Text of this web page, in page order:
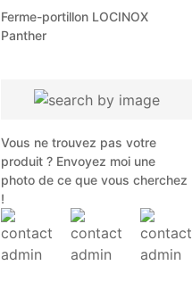
Ferme-portillon LOCINOX
Panther
Vous ne trouvez pas votre
produit ? Envoyez moi une
photo de ce que vous cherchez
!